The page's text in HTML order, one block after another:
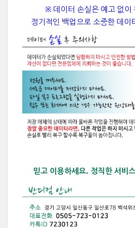
※ 데이터 손실은 예고 없이
정기적인 백업으로 소중한 데이
믿고 이용하세요. 정직한 서비